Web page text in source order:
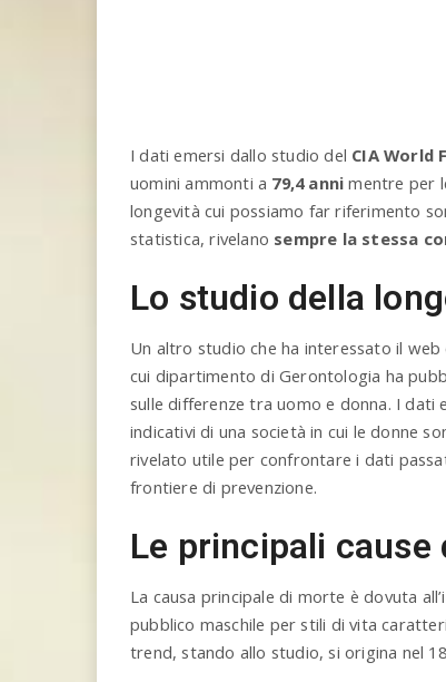
I dati emersi dallo studio del CIA World
uomini ammonti a 79,4 anni mentre per
longevità cui possiamo far riferimento
statistica, rivelano sempre la stessa
Lo studio della
Un altro studio che ha interessato il
cui dipartimento di Gerontologia ha
sulle differenze tra uomo e donna. I dati
indicativi di una società in cui le donne
rivelato utile per confrontare i dati
frontiere di prevenzione.
Le principali
La causa principale di morte è dovuta
pubblico maschile per stili di vita
trend, stando allo studio, si origina nel